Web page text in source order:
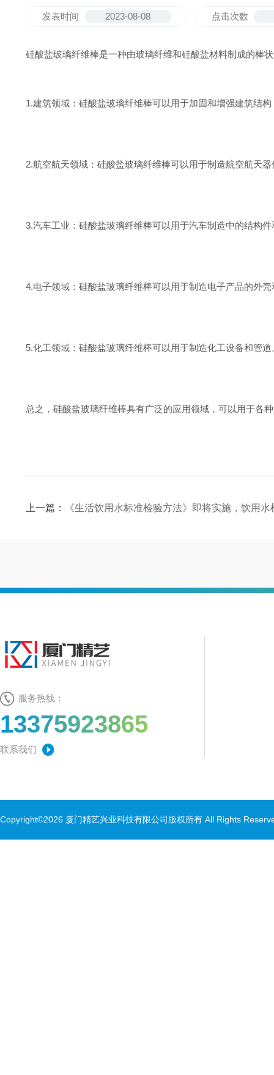
发表时间 2023-08-08 点击次数
硅酸盐玻璃纤维棒是一种由玻璃纤维和硅酸盐材料制成的棒
1.建筑领域：硅酸盐玻璃纤维棒可以用于加固和增强建筑结
2.航空航天领域：硅酸盐玻璃纤维棒可以用于制造航空航天
3.汽车工业：硅酸盐玻璃纤维棒可以用于汽车制造中的结构
4.电子领域：硅酸盐玻璃纤维棒可以用于制造电子产品的外
5.化工领域：硅酸盐玻璃纤维棒可以用于制造化工设备和管
总之，硅酸盐玻璃纤维棒具有广泛的应用领域，可以用于各
上一篇： 《生活饮用水标准检验方法》即将实施，饮用
服务热线：
13375923865
联系我们
Copyright©2026 厦门精艺兴业科技有限公司版权所有 All Rights